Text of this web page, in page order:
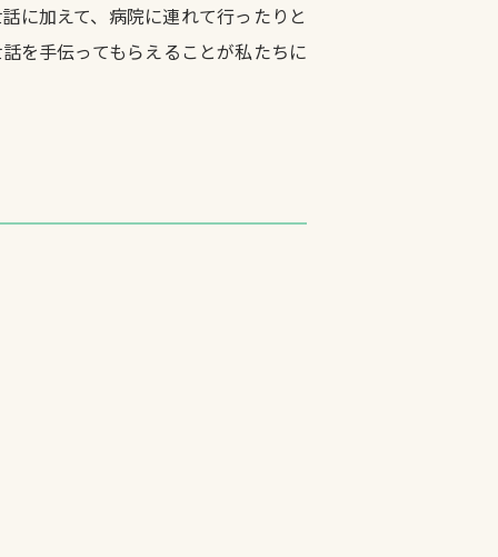
に加えて、病院に連れて行ったりと
を手伝ってもらえることが私たちに